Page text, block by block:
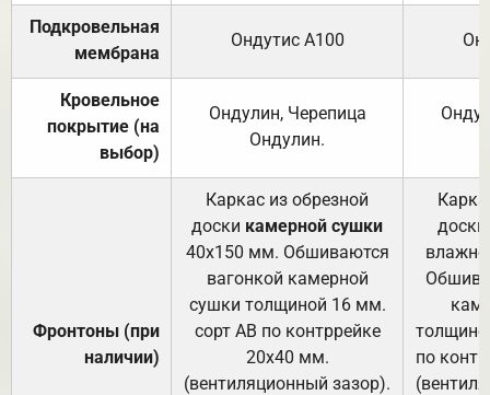
Подкровельная
мембрана
Ондутис А100
Кровельное
покрытие (на
выбор)
Ондулин, Черепица
Ондулин.
Фронтоны (при
наличии)
Каркас из обрезной
доски камерной сушки
40х150 мм. Обшиваются
вагонкой камерной
сушки толщиной 16 мм.
сорт АВ по контррейке
20х40 мм.
(вентиляционный зазор).
доски
по